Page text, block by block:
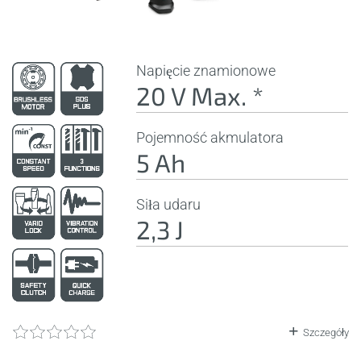
Napięcie znamionowe
20 V Max. *
Pojemność akmulatora
5 Ah
Siła udaru
2,3 J
Szczegóły